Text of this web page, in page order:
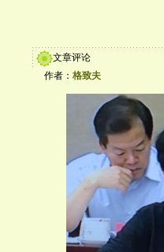
文章评论
作者： 格致夫